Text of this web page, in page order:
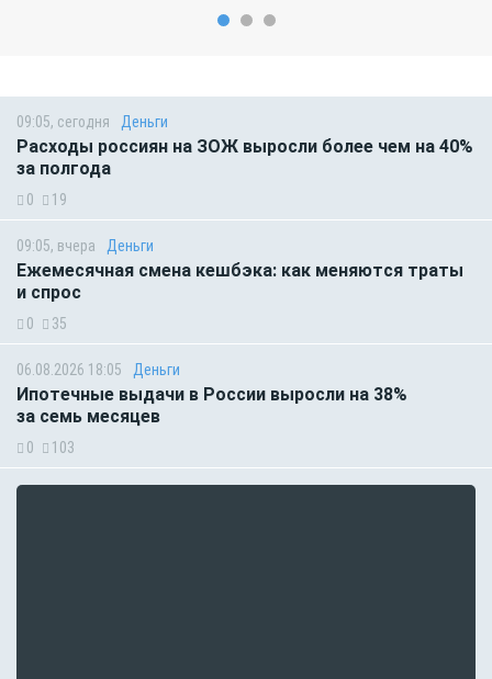
09:05, сегодня Деньги
Расходы россиян на ЗОЖ выросли более чем на 40%
за полгода
0 19
09:05, вчера Деньги
Ежемесячная смена кешбэка: как меняются траты
и спрос
0 35
06.08.2026 18:05 Деньги
Ипотечные выдачи в России выросли на 38%
за семь месяцев
0 103